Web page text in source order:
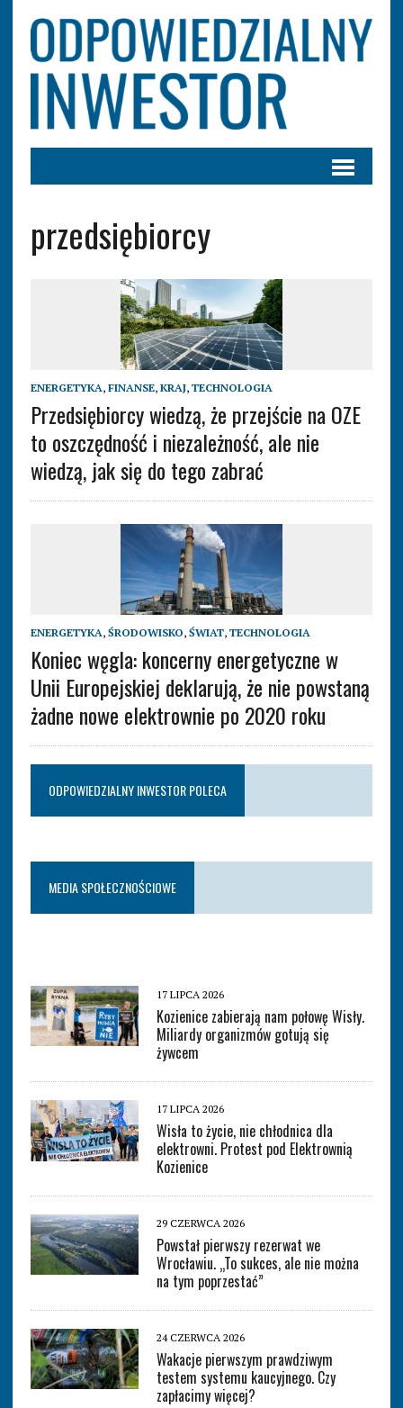
przedsiębiorcy
ENERGETYKA, FINANSE, KRAJ, TECHNOLOGIA
Przedsiębiorcy wiedzą, że przejście na OZE
to oszczędność i niezależność, ale nie
wiedzą, jak się do tego zabrać
ENERGETYKA, ŚRODOWISKO, ŚWIAT, TECHNOLOGIA
Koniec węgla: koncerny energetyczne w
Unii Europejskiej deklarują, że nie powstaną
żadne nowe elektrownie po 2020 roku
ODPOWIEDZIALNY INWESTOR POLECA
MEDIA SPOŁECZNOŚCIOWE
17 LIPCA 2026
Kozienice zabierają nam połowę Wisły.
Miliardy organizmów gotują się
żywcem
17 LIPCA 2026
Wisła to życie, nie chłodnica dla
elektrowni. Protest pod Elektrownią
Kozienice
29 CZERWCA 2026
Powstał pierwszy rezerwat we
Wrocławiu. „To sukces, ale nie można
na tym poprzestać”
24 CZERWCA 2026
Wakacje pierwszym prawdziwym
testem systemu kaucyjnego. Czy
zapłacimy więcej?